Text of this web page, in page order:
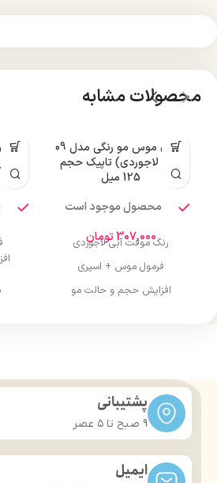
محصولات مشابه
اسپری موس مو رنگی مدل 09
(آبی لاجوردی) تاپیک حجم
125 میل
محصول موجود است
307,000 تومان
رنگ موقت آبی لاجوردی
فرمول موس + اسپری
افزایش حجم و حالت مو
مناسب همه نوع مو
ایده‌آل برای مهمانی و فستیوال
حجم 125 میل، قابل حمل
بدون چسبندگی یا چربی
پشتیبانی
9 صبح تا ۵ عصر
ایمیل